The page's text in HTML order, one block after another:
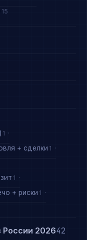
15
1
+ сделки 1
1
+ риски 1
России 202642